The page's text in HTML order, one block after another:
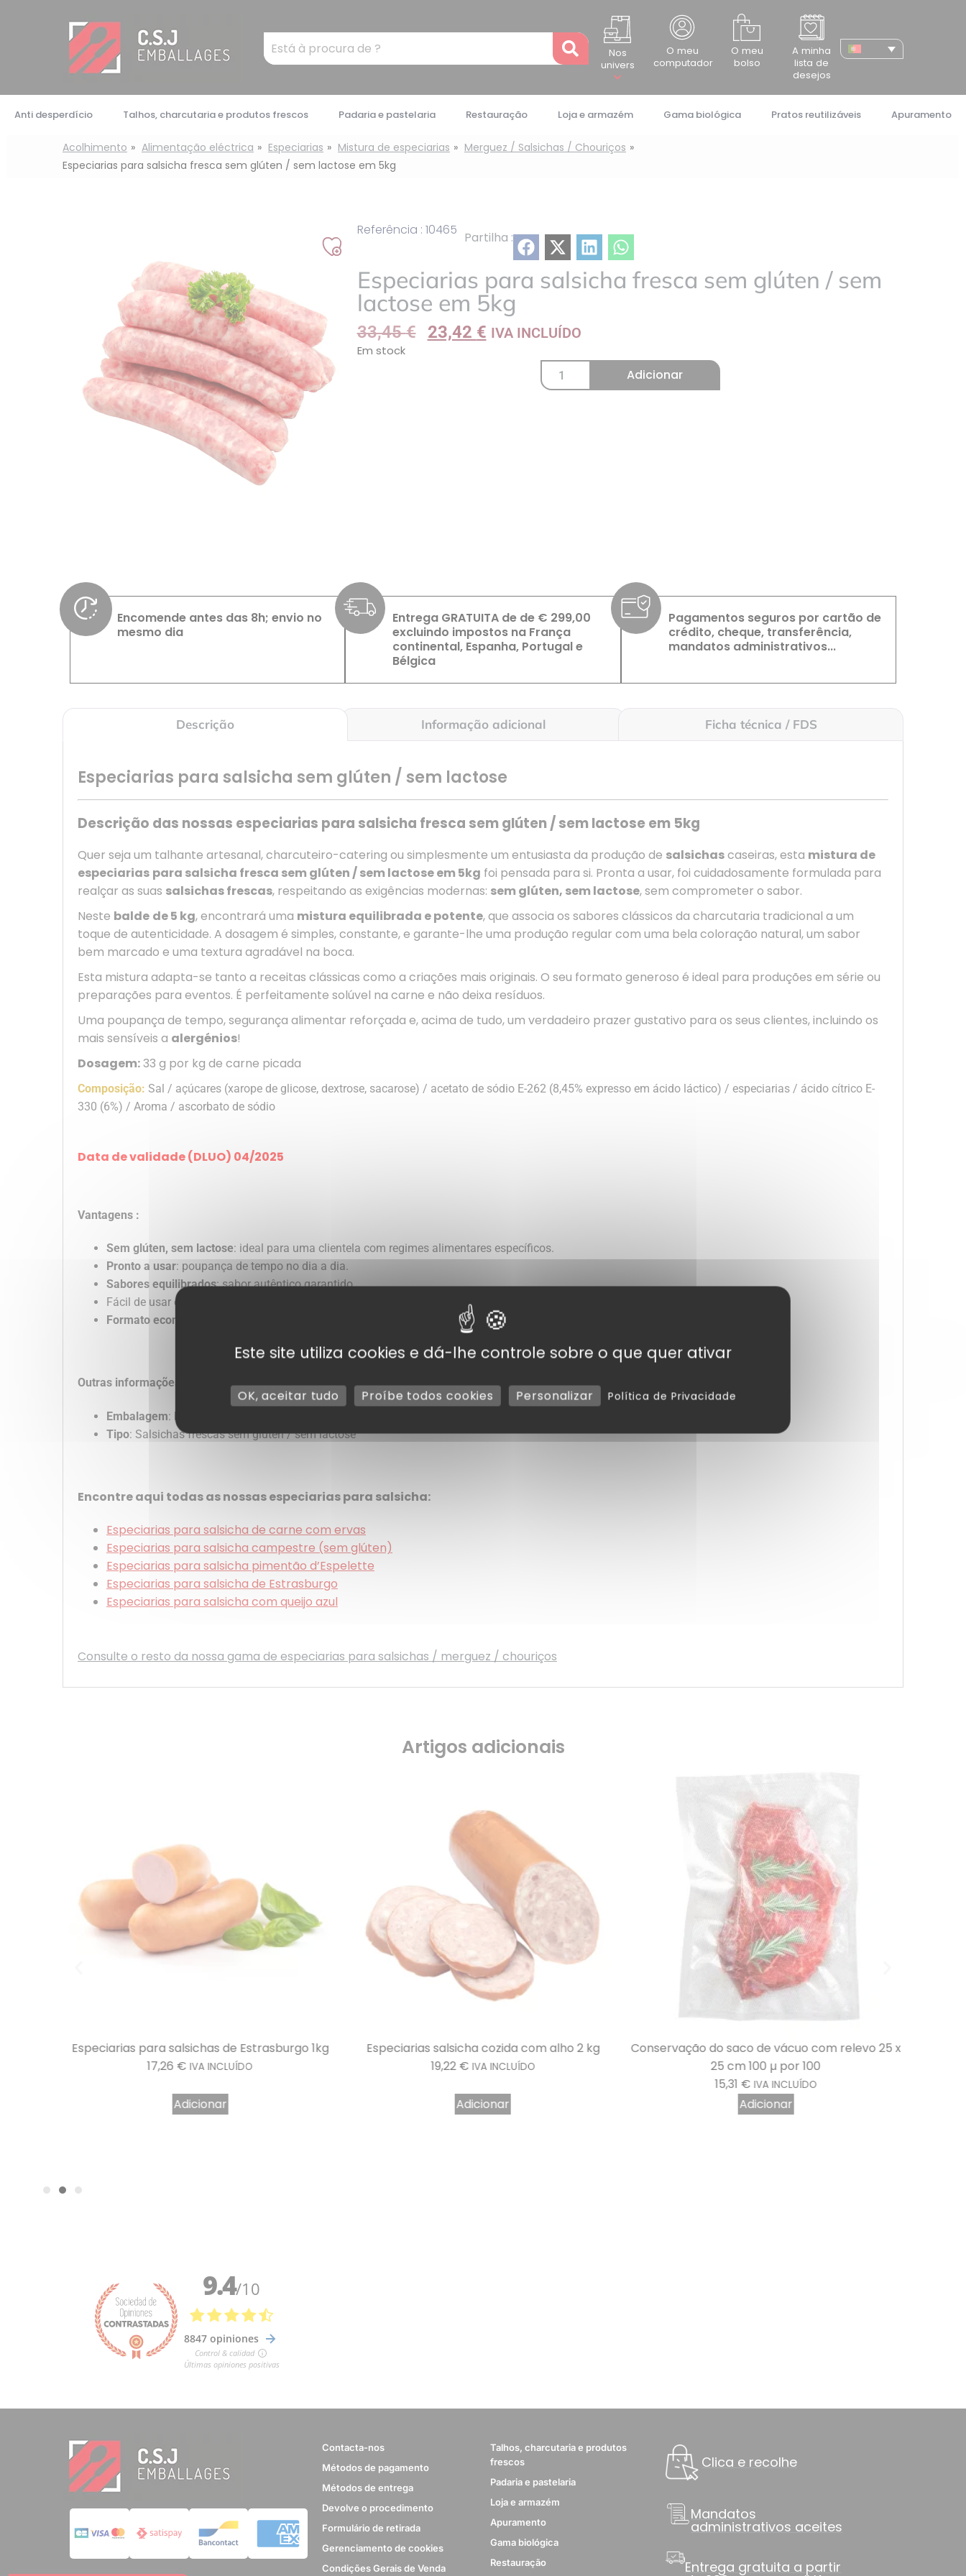
Mots
clés
Rechercher
Nos
univers
O meu
computador
O meu
bolso
A minha
lista de
desejos
Anti desperdício Talhos, charcutaria e produtos frescos Padaria e pastelaria Restauração Loja e armazém Gama biológica Pratos reutilizáveis Apuramento
Acolhimento Alimentação eléctrica Especiarias Mistura de especiarias
Merguez / Salsichas / Chouriços
Especiarias para salsicha fresca sem glúten / sem lactose em 5kg
Adicionar
minha
lista
Referência : 10465 Partilha :
Especiarias para salsicha fresca sem glúten / sem
lactose em 5kg
33,45€ 23,42 € IVA INCLUÍDO
Em stock
Adicionar
Encomende antes das 8h; envio no
mesmo dia
Entrega GRATUITA de de € 299,00
excluindo impostos na França
continental, Espanha, Portugal e
Bélgica
Pagamentos seguros por cartão de
crédito, cheque, transferência,
mandatos administrativos...
Descrição Informação adicional Ficha técnica / FDS
Especiarias para salsicha sem glúten / sem lactose
Descrição das nossas especiarias para salsicha fresca sem glúten / sem lactose em 5kg
Quer seja um talhante artesanal, charcuteiro-catering ou simplesmente um entusiasta da produção de salsichascaseiras, esta mistura de
especiarias para salsicha fresca sem glúten / sem lactose em 5kg foi pensada para si. Pronta a usar, foi cuidadosamente formulada para
realçar as suas salsichas frescas, respeitando as exigências modernas: sem glúten, sem lactose, sem comprometer o sabor.
Neste balde de 5 kg, encontrará uma mistura equilibrada e potente, que associa os sabores clássicos da charcutaria tradicional a um
toque de autenticidade. A dosagem é simples, constante, e garante-lhe uma produção regular com uma bela coloração natural, um sabor
bem marcado e uma textura agradável na boca.
Esta mistura adapta-se tanto a receitas clássicas como a criações mais originais. O seu formato generoso é ideal para produções em série ou
preparações para eventos. É perfeitamente solúvel na carne e não deixa resíduos.
Uma poupança de tempo, segurança alimentar reforçada e, acima de tudo, um verdadeiro prazer gustativo para os seus clientes, incluindo os
mais sensíveis a alergénios!
Dosagem:33 g por kg de carne picada
Composição: Sal / açúcares (xarope de glicose, dextrose, sacarose) / acetato de sódio E-262 (8,45% expresso em ácido láctico) / especiarias / ácido cítrico E-
330 (6%) / Aroma / ascorbato de sódio
Data de validade (DLUO) 04/2025
Vantagens :
Sem glúten, sem lactose: ideal para uma clientela com regimes alimentares específicos.
Pronto a usar: poupança de tempo no dia a dia.
Sabores equilibrados: sabor autêntico garantido.
Fácil de usar e dosear.
Formato económico
Outras informações :
Embalagem: balde de 5kg
Tipo: Salsichas frescas sem glúten / sem lactose
Encontre aqui todas as nossas especiarias para salsicha:
Especiarias para salsicha de carne com ervas
Especiarias para salsicha campestre (sem glúten)
Especiarias para salsicha pimentão d’Espelette
Especiarias para salsicha de Estrasburgo
Especiarias para salsicha com queijo azul
Consulte o resto da nossa gama de especiarias para salsichas / merguez / chouriços
Artigos adicionais
Especiarias para salsichas de Estrasburgo 1kg
17,26€ IVA INCLUÍDO
Adicionar
Especiarias salsicha cozida com alho 2 kg
19,22€ IVA INCLUÍDO
Adicionar
Conservação do saco de vácuo com relevo 25 x
25 cm 100 µ por 100
15,31 € IVA INCLUÍDO
Adicionar
Contacta-nos
Métodos de pagamento
Métodos de entrega
Devolve o procedimento
Formulário de retirada
Gerenciamento de cookies
Condições Gerais de Venda
Talhos, charcutaria e produtos
frescos
Padaria e pastelaria
Loja e armazém
Apuramento
Gama biológica
Restauração
Clica e recolhe
Mandatos
administrativos aceites
Entrega gratuita a partir
Este site utiliza cookies e dá-lhe controle sobre o que quer ativar
OK, aceitar tudo Proíbe todos cookies Personalizar Política de Privacidade